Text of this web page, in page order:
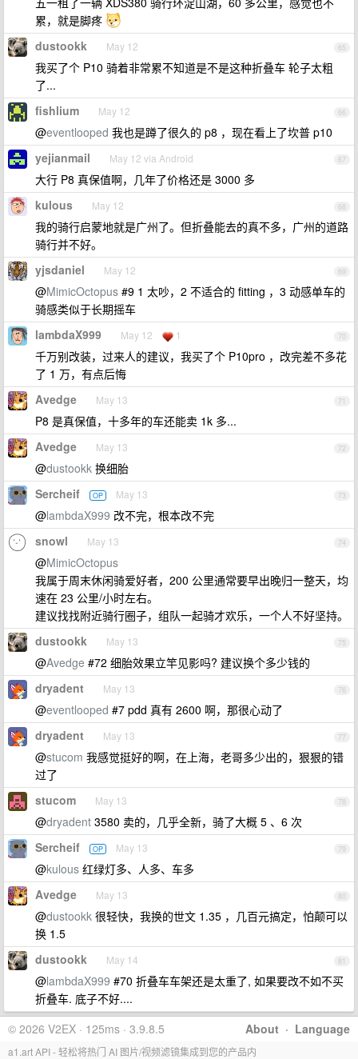
累，就是脚疼
65
dustookk May 12
我买了个 P10 骑着非常累不知道是不是这种折叠车 轮子太粗
了...
66
fishlium May 12
@eventlooped 我也是蹲了很久的 p8 ，现在看上了坎普 p10
67
yejianmail May 12 via Android
大行 P8 真保值啊，几年了价格还是 3000 多
68
kulous May 12
我的骑行启蒙地就是广州了。但折叠能去的真不多，广州的道路
骑行并不好。
69
yjsdaniel May 12
@MimicOctopus #9 1 太吵，2 不适合的 fitting ，3 动感单车的
骑感类似于长期摇车
70
lambdaX999 May 12 1
千万别改装，过来人的建议，我买了个 P10pro ，改完差不多花
了 1 万，有点后悔
71
Avedge May 13
P8 是真保值，十多年的车还能卖 1k 多...
72
Avedge May 13
@dustookk 换细胎
73
Sercheif OP May 13
@lambdaX999 改不完，根本改不完
74
snowl May 13
@MimicOctopus
我属于周末休闲骑爱好者，200 公里通常要早出晚归一整天，均
速在 23 公里/小时左右。
建议找找附近骑行圈子，组队一起骑才欢乐，一个人不好坚持。
75
dustookk May 13
@Avedge #72 细胎效果立竿见影吗? 建议换个多少钱的
76
dryadent May 13
@eventlooped #7 pdd 真有 2600 啊，那很心动了
77
dryadent May 13
@stucom 我感觉挺好的啊，在上海，老哥多少出的，狠狠的错
过了
78
stucom May 13
@dryadent 3580 卖的，几乎全新，骑了大概 5 、6 次
79
Sercheif OP May 13
@kulous 红绿灯多、人多、车多
80
Avedge May 13
@dustookk 很轻快，我换的世文 1.35 ，几百元搞定，怕颠可以
换 1.5
81
dustookk May 14
@lambdaX999 #70 折叠车车架还是太重了, 如果要改不如不买
折叠车. 底子不好....
About · Language
© 2026 V2EX · 125ms · 3.9.8.5
a1.art API - 轻松将热门 AI 图片/视频滤镜集成到您的产品内